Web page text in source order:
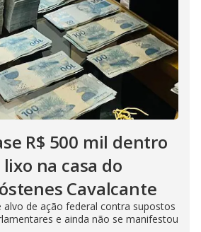
R$ 500 mil dentro
na casa do
Cavalcante
alvo de ação federal contra supostos
e ainda não se manifestou